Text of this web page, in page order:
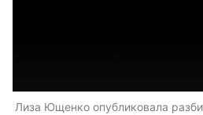
Лиза Ющенко опубликовала